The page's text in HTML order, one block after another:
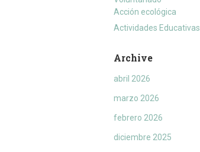
Acción ecológica
Actividades Educativas
Archive
abril 2026
marzo 2026
febrero 2026
diciembre 2025